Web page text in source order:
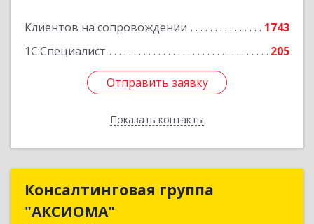
Клиентов на сопровождении
1743
1С:Специалист
205
Отправить заявку
Показать контакты
17часть, 44
Подробнее
Отправить заявку
Назад
Консалтинговая группа
"АКСИОМА"
Консалтинговая группа